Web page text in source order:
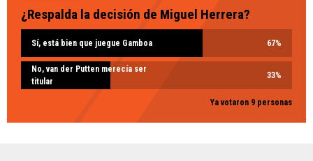
¿Respalda la decisión de Miguel Herrera?
Sí, está bien que juegue Gamboa 67%
No, van der Putten merecía ser
titular
33%
Ya votaron 9 personas